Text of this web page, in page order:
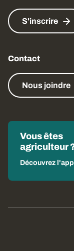
S'inscrire
Contact
Nous joindre
Vous êtes
agriculteur
Découvrez